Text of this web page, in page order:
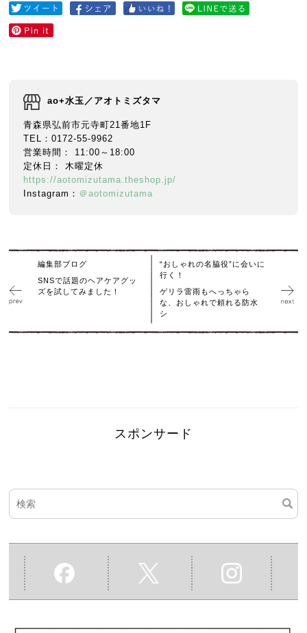
ao+水玉／アオトミズタマ
青森県弘前市元寺町21番地1F
TEL：0172-55-9962
営業時間： 11:00～18:00
定休日： 木曜定休
https://aotomizutama.theshop.jp/
Instagram： ＠aotomizutama
編集部ブログ
SNSで話題のヘアケアグッ
ズを試してみました！
“おしゃれの名脇役”に会いに
行く！
ゲリラ雷雨もへっちゃら
な、おしゃれで頼れる防水
シ
スポンサード